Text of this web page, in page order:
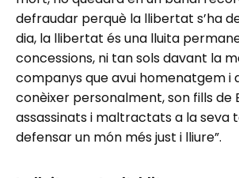
defraudar perquè la llibertat s’ha
dia, la llibertat és una lluita
concessions, ni tan sols davant la
companys que avui homenatgem i
conèixer personalment, son fills de
assassinats i maltractats a la seva
defensar un món més just i lliure”.